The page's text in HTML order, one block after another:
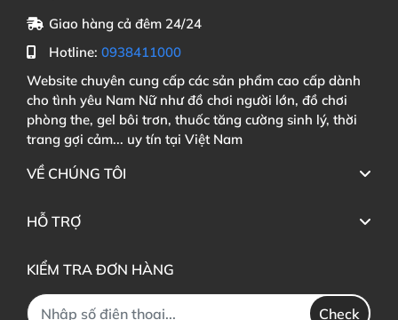
Giao hàng cả đêm 24/24
Hotline: 0938411000
Website chuyên cung cấp các sản phẩm cao cấp dành
cho tình yêu Nam Nữ như đồ chơi người lớn, đồ chơi
phòng the, gel bôi trơn, thuốc tăng cường sinh lý, thời
trang gợi cảm... uy tín tại Việt Nam
VỀ CHÚNG TÔI
HỖ TRỢ
KIỂM TRA ĐƠN HÀNG
Check